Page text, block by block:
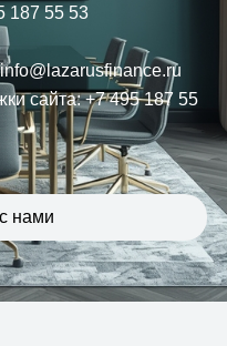
187 55 53
сайта: +7 495 187 55
нами